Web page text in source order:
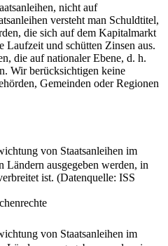
nicht auf
versteht man Schuldtitel,
die sich auf dem Kapitalmarkt
Laufzeit und schütten Zinsen aus.
die auf nationaler Ebene, d. h.
Wir berücksichtigen keine
Gemeinden oder Regionen
von Staatsanleihen im
Ländern ausgegeben werden, in
ist. (Datenquelle: ISS
von Staatsanleihen im